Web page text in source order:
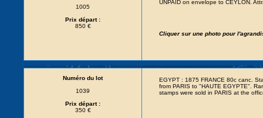
1005
Prix départ :
850 €
UNPAID on envelope to CEYLON.
Cliquer sur une photo pour
Numéro du lot
1039
Prix départ :
350 €
EGYPT : 1875 FRANCE 80c canc.
from PARIS to "HAUTE EGYPTE".
stamps were sold in PARIS at the